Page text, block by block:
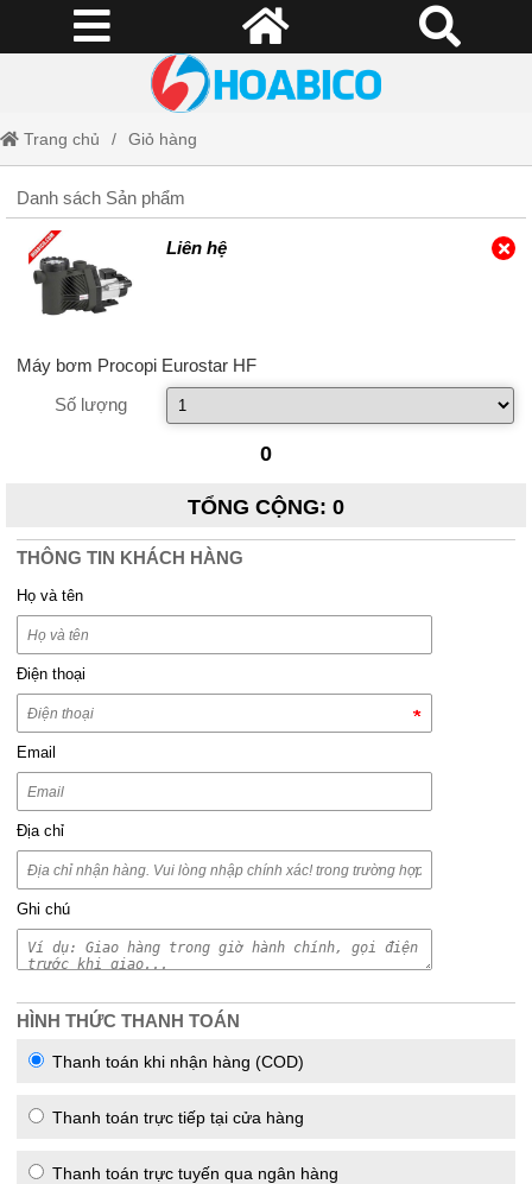
Trang chủ Giỏ hàng
Danh sách Sản phẩm
Liên hệ
Máy bơm Procopi Eurostar HF
Số lượng
0
TỔNG CỘNG: 0
THÔNG TIN KHÁCH HÀNG
Họ và tên
Điện thoại
Email
Địa chỉ
Ghi chú
HÌNH THỨC THANH TOÁN
Thanh toán khi nhận hàng (COD)
Thanh toán trực tiếp tại cửa hàng
Thanh toán trực tuyến qua ngân hàng